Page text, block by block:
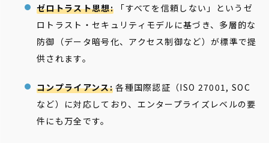
ゼロトラスト思想:「すべてを信頼しない」というゼ
ロトラスト・セキュリティモデルに基づき、多層的な
防御（データ暗号化、アクセス制御など）が標準で提
供されます。
コンプライアンス:各種国際認証（ISO 27001, SOC
など）に対応しており、エンタープライズレベルの要
件にも万全です。